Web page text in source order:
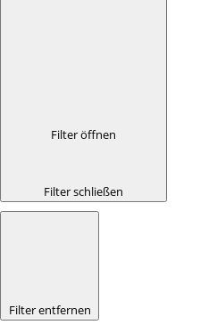
Filter öffnen
Filter schließen
Filter entfernen